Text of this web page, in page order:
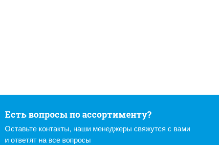
Есть вопросы по ассортименту?
Оставьте контакты, наши менеджеры свяжутся с вами
и ответят на все вопросы